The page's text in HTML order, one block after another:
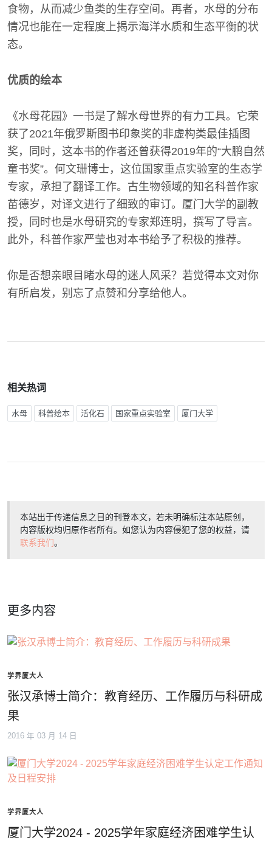
食物，从而减少鱼类的生存空间。再者，水母的分布
情况也能在一定程度上揭示海洋水质和生态平衡的状
态。
优质的绘本
《水母花园》一书是了解水母世界的有力工具。它荣
获了2021年俄罗斯图书印象奖的非虚构类最佳插图
奖，同时，这本书的作者还曾获得2019年的“大鹏自然
童书奖”。何文珊博士，这位国家重点实验室的生态学
专家，承担了翻译工作。古生物领域的知名科普作家
苗德岁，对译文进行了细致的审订。厦门大学的副教
授，同时也是水母研究的专家郑连明，撰写了导言。
此外，科普作家严莹也对本书给予了积极的推荐。
你是否想亲眼目睹水母的迷人风采？若觉得本文对你
有所启发，别忘了点赞和分享给他人。
相关热词
水母 科普绘本 活化石 国家重点实验室 厦门大学
本站出于传递信息之目的刊登本文，若未明确标注本站原创，
内容版权均归原作者所有。如您认为内容侵犯了您的权益，请
联系我们。
更多内容
学界厦大人
张汉承博士简介：教育经历、工作履历与科研成
果
2016 年 03 月 14 日
学界厦大人
厦门大学2024 - 2025学年家庭经济困难学生认